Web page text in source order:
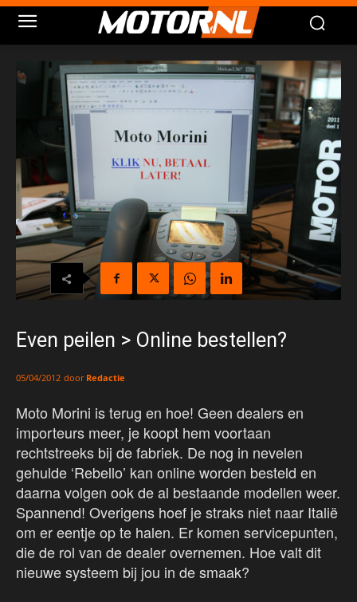
Even peilen > Online bestellen?
05/04/2012 door Redactie
Moto Morini is terug en hoe! Geen dealers en
importeurs meer, je koopt hem voortaan
rechtstreeks bij de fabriek. De nog in nevelen
gehulde ‘Rebello’ kan online worden besteld en
daarna volgen ook de al bestaande modellen weer.
Spannend! Overigens hoef je straks niet naar Italië
om er eentje op te halen. Er komen servicepunten,
die de rol van de dealer overnemen. Hoe valt dit
nieuwe systeem bij jou in de smaak?